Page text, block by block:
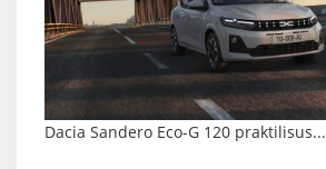
Dacia Sandero Eco-G 120 praktilisus...